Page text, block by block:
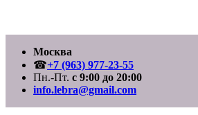
содержимому
Москва
☎+7 (963) 977-23-55
Пн.-Пт. с 9:00 до 20:00
info.lebra@gmail.com